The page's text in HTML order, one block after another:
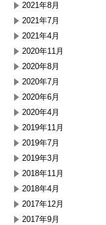
2021年8月
2021年7月
2021年4月
2020年11月
2020年8月
2020年7月
2020年6月
2020年4月
2019年11月
2019年7月
2019年3月
2018年11月
2018年4月
2017年12月
2017年9月